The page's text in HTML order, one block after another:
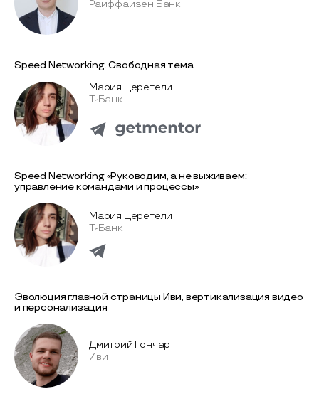
Райффайзен Банк
Speed Networking. Свободная тема
Мария Церетели
Т-Банк
Speed Networking «Руководим, а не выживаем:
управление командами и процессы»
Мария Церетели
Т-Банк
Эволюция главной страницы Иви, вертикализация видео
и персонализация
Дмитрий Гончар
Иви